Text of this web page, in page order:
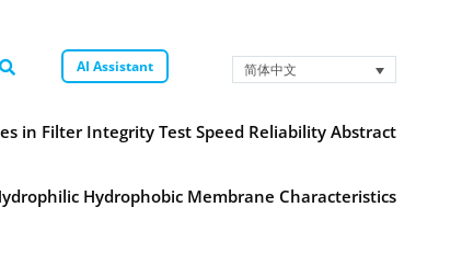
AI Assistant 简体中文
in Filter Integrity Test Speed Reliability Abstract
Hydrophobic Membrane Characteristics